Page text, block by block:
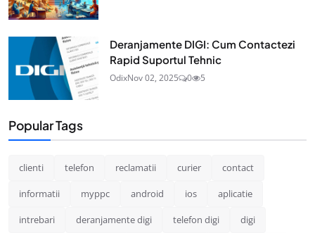
Deranjamente DIGI: Cum Contactezi
Rapid Suportul Tehnic
OdixNov 02, 2025 0 5
Popular Tags
clienti telefon reclamatii curier contact
informatii myppc android ios aplicatie
intrebari deranjamente digi telefon digi digi